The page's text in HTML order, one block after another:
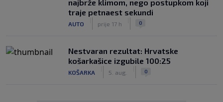
najbrže klimom, nego postupkom koji
traje petnaest sekundi
AUTO prije 17 h 0
Nestvaran rezultat: Hrvatske
košarkašice izgubile 100:25
KOŠARKA 5. aug. 0